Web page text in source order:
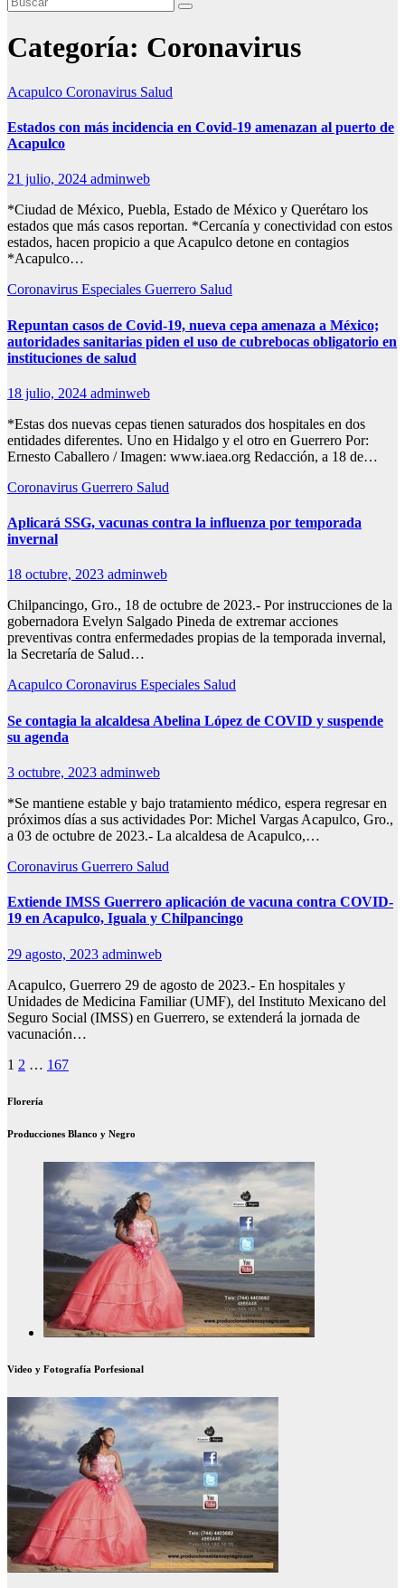
Categoría: Coronavirus
Acapulco Coronavirus Salud
Estados con más incidencia en Covid-19 amenazan al puerto de
Acapulco
21 julio, 2024 adminweb
*Ciudad de México, Puebla, Estado de México y Querétaro los
estados que más casos reportan. *Cercanía y conectividad con estos
estados, hacen propicio a que Acapulco detone en contagios
*Acapulco…
Coronavirus Especiales Guerrero Salud
Repuntan casos de Covid-19, nueva cepa amenaza a México;
autoridades sanitarias piden el uso de cubrebocas obligatorio en
instituciones de salud
18 julio, 2024 adminweb
*Estas dos nuevas cepas tienen saturados dos hospitales en dos
entidades diferentes. Uno en Hidalgo y el otro en Guerrero Por:
Ernesto Caballero / Imagen: www.iaea.org Redacción, a 18 de…
Coronavirus Guerrero Salud
Aplicará SSG, vacunas contra la influenza por temporada
invernal
18 octubre, 2023 adminweb
Chilpancingo, Gro., 18 de octubre de 2023.- Por instrucciones de la
gobernadora Evelyn Salgado Pineda de extremar acciones
preventivas contra enfermedades propias de la temporada invernal,
la Secretaría de Salud…
Acapulco Coronavirus Especiales Salud
Se contagia la alcaldesa Abelina López de COVID y suspende
su agenda
3 octubre, 2023 adminweb
*Se mantiene estable y bajo tratamiento médico, espera regresar en
próximos días a sus actividades Por: Michel Vargas Acapulco, Gro.,
a 03 de octubre de 2023.- La alcaldesa de Acapulco,…
Coronavirus Guerrero Salud
Extiende IMSS Guerrero aplicación de vacuna contra COVID-
19 en Acapulco, Iguala y Chilpancingo
29 agosto, 2023 adminweb
Acapulco, Guerrero 29 de agosto de 2023.- En hospitales y
Unidades de Medicina Familiar (UMF), del Instituto Mexicano del
Seguro Social (IMSS) en Guerrero, se extenderá la jornada de
vacunación…
Paginación
de
1 2 … 167
Florería
Producciones Blanco y Negro
Video y Fotografía Porfesional